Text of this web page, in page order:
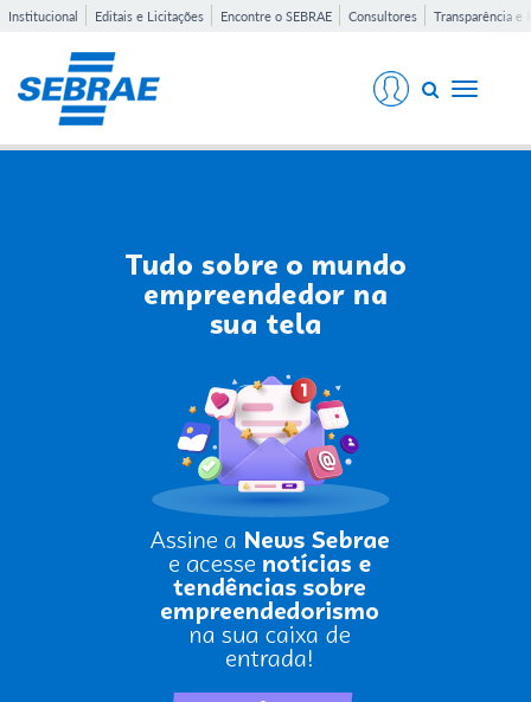
Institucional Editais e Licitações Encontre o SEBRAE Consultores Transparência e
Toggle